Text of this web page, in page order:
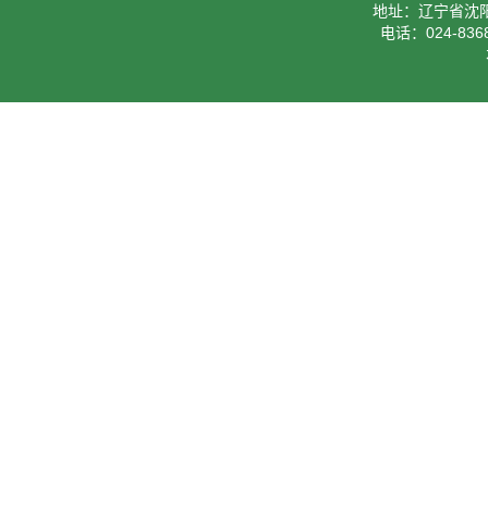
地址：辽宁省沈
电话：024-